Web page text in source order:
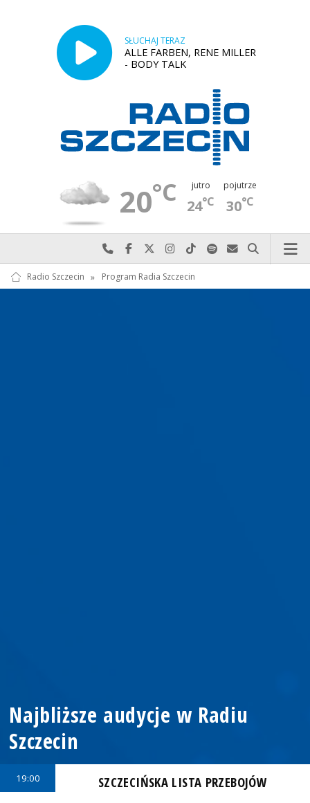
SŁUCHAJ TERAZ
ALLE FARBEN, RENE MILLER
- BODY TALK
20°C jutro
24°C
pojutrze
30°C
Najlepiej po prostu do nas zadzwoń
Odwiedź nas na Facebook-u
Odwiedź nas na X
Odwiedź nas na Instagram-ie
Odwiedź nas na TikTok-u
Szukaj nas na Spotify
Wyślij do nas
Szukaj
Radio Szczecin » Program Radia Szczecin
Najbliższe audycje w Radiu
Szczecin
19:00 SZCZECIŃSKA LISTA PRZEBOJÓW